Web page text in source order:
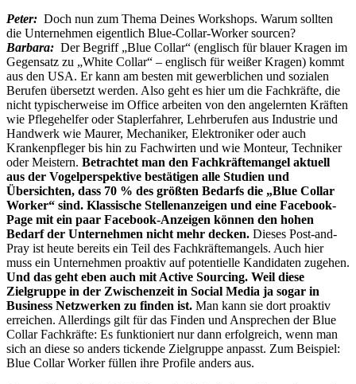
Peter: Doch nun zum Thema Deines Workshops. Warum sollten
die Unternehmen eigentlich Blue-Collar-Worker sourcen?
Barbara: Der Begriff „Blue Collar“ (englisch für blauer Kragen im
Gegensatz zu „White Collar“ – englisch für weißer Kragen) kommt
aus den USA. Er kann am besten mit gewerblichen und sozialen
Berufen übersetzt werden. Also geht es hier um die Fachkräfte, die
nicht typischerweise im Office arbeiten von den angelernten Kräften
wie Pflegehelfer oder Staplerfahrer, Lehrberufen aus Industrie und
Handwerk wie Maurer, Mechaniker, Elektroniker oder auch
Krankenpfleger bis hin zu Fachwirten und wie Monteur, Techniker
oder Meistern. Betrachtet man den Fachkräftemangel aktuell
aus der Vogelperspektive bestätigen alle Studien und
Übersichten, dass 70 % des größten Bedarfs die „Blue Collar
Worker“ sind. Klassische Stellenanzeigen und eine Facebook-
Page mit ein paar Facebook-Anzeigen können den hohen
Bedarf der Unternehmen nicht mehr decken. Dieses Post-and-
Pray ist heute bereits ein Teil des Fachkräftemangels. Auch hier
muss ein Unternehmen proaktiv auf potentielle Kandidaten zugehen.
Und das geht eben auch mit Active Sourcing. Weil diese
Zielgruppe in der Zwischenzeit in Social Media ja sogar in
Business Netzwerken zu finden ist. Man kann sie dort proaktiv
erreichen. Allerdings gilt für das Finden und Ansprechen der Blue
Collar Fachkräfte: Es funktioniert nur dann erfolgreich, wenn man
sich an diese so anders tickende Zielgruppe anpasst. Zum Beispiel:
Blue Collar Worker füllen ihre Profile anders aus.